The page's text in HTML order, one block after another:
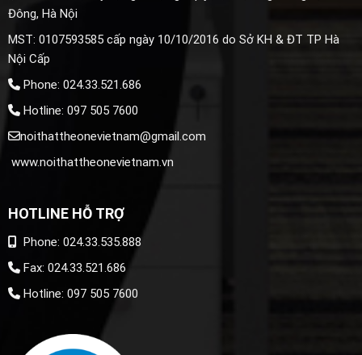
Đông, Hà Nội
MST: 0107593585 cấp ngày 10/10/2016 do Sở KH & ĐT TP Hà
Nội Cấp
Phone: 024.33.521.686
Hotline: 097 505 7600
noithattheonevietnam@gmail.com
www.noithattheonevietnam.vn
HOTLINE HỖ TRỢ
Phone: 024.33.535.888
Fax: 024.33.521.686
Hotline: 097 505 7600